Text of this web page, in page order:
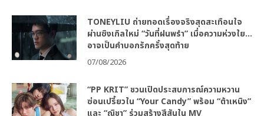
TONEYLIU ถ่ายทอดเรื่องจริงสุดสะเทือนใจ
ผ่านซิงเกิลใหม่ “วันที่ฝนพรำ” เมื่อความห่วงใย…
อาจเป็นคำบอกรักครั้งสุดท้าย
07/08/2026
“PP KRIT” ชวนเปิดประสบการณ์ความหวาน
ซ่อนเปรี้ยวใน “Your Candy” พร้อม “ต้าเหนิง”
และ “ณิชา” ร่วมสร้างสีสันใน MV